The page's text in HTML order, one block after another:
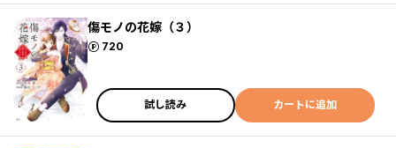
傷モノの花嫁（３）
720
ポイント
試し読み カートに追加